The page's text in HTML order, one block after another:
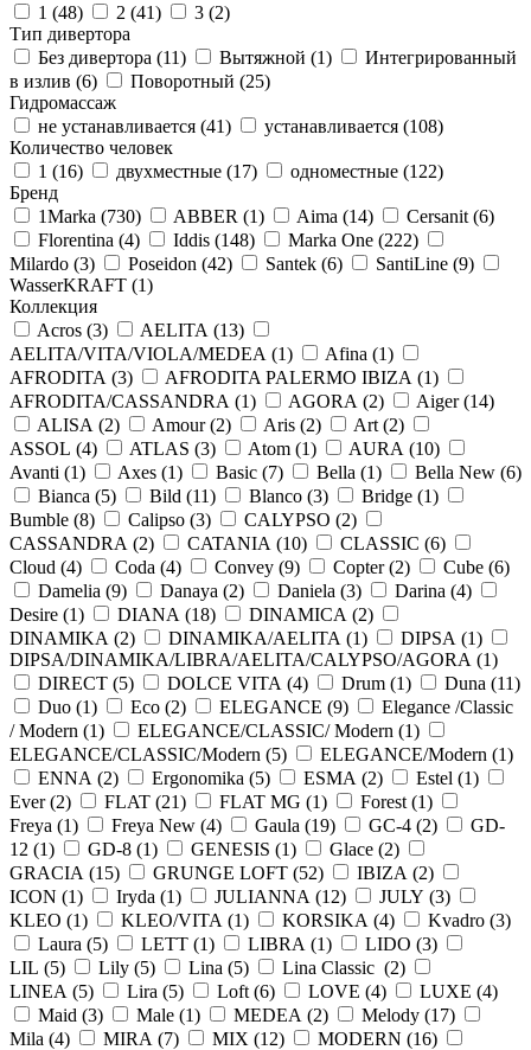
1 (48) 2 (41) 3 (2)
Тип дивертора
Без дивертора (11) Вытяжной (1)
Интегрированный
в излив (6) Поворотный (25)
Гидромассаж
не устанавливается (41) устанавливается (108)
Количество человек
1 (16) двухместные (17) одноместные (122)
Бренд
1Marka (730) ABBER (1) Aima (14) Cersanit (6)
Florentina (4) Iddis (148) Marka One (222)
Milardo (3) Poseidon (42) Santek (6) SantiLine (9)
WasserKRAFT (1)
Коллекция
Acros (3) AELITA (13)
AELITA/VITA/VIOLA/MEDEA (1) Afina (1)
AFRODITA (3) AFRODITA PALERMO IBIZA (1)
AFRODITA/CASSANDRA (1) AGORA (2) Aiger (14)
ALISA (2) Amour (2) Aris (2) Art (2)
ASSOL (4) ATLAS (3) Atom (1) AURA (10)
Avanti (1) Axes (1) Basic (7) Bella (1) Bella New (6)
Bianca (5) Bild (11) Blanco (3) Bridge (1)
Bumble (8) Calipso (3) CALYPSO (2)
CASSANDRA (2) CATANIA (10) CLASSIC (6)
Cloud (4) Coda (4) Convey (9) Copter (2) Cube (6)
Damelia (9) Danaya (2) Daniela (3) Darina (4)
Desire (1) DIANA (18) DINAMICA (2)
DINAMIKA (2) DINAMIKA/AELITA (1) DIPSA (1)
DIPSA/DINAMIKA/LIBRA/AELITA/CALYPSO/AGORA (1)
DIRECT (5) DOLCE VITA (4) Drum (1) Duna (11)
Duo (1) Eco (2) ELEGANCE (9)
Elegance /Classic
/ Modern (1) ELEGANCE/CLASSIC/ Modern (1)
ELEGANCE/CLASSIC/Modern (5) ELEGANCE/Modern (1)
ENNA (2) Ergonomika (5) ESMA (2) Estel (1)
Ever (2) FLAT (21) FLAT MG (1) Forest (1)
Freya (1) Freya New (4) Gaula (19) GC-4 (2)
GD-
12 (1) GD-8 (1) GENESIS (1) Glace (2)
GRACIA (15) GRUNGE LOFT (52) IBIZA (2)
ICON (1) Iryda (1) JULIANNA (12) JULY (3)
KLEO (1) KLEO/VITA (1) KORSIKA (4) Kvadro (3)
Laura (5) LETT (1) LIBRA (1) LIDO (3)
LIL (5) Lily (5) Lina (5) Lina Classic (2)
LINEA (5) Lira (5) Loft (6) LOVE (4) LUXE (4)
Maid (3) Male (1) MEDEA (2) Melody (17)
Mila (4) MIRA (7) MIX (12) MODERN (16)